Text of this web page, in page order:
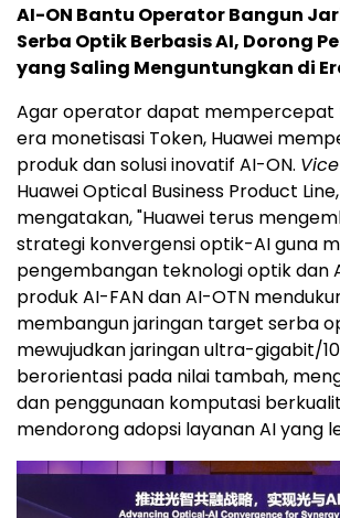
AI-ON Bantu Operator Bangun
Serba Optik Berbasis AI, Dorong
yang Saling Menguntungkan di
Agar operator dapat mempercepat
era monetisasi Token, Huawei
produk dan solusi inovatif AI-ON.
Huawei Optical Business Product
mengatakan, "Huawei terus
strategi konvergensi optik-AI guna
pengembangan teknologi optik dan
produk AI-FAN dan AI-OTN
membangun jaringan target serba
mewujudkan jaringan ultra-gigabit/
berorientasi pada nilai tambah,
dan penggunaan komputasi
mendorong adopsi layanan AI yang